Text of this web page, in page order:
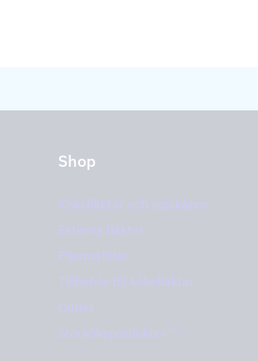
Shop
Köksfläktar och spiskåpor
Externa fläktar
Plasmafilter
Tillbehör till köksfläktar
Outlet
Storköksprodukter